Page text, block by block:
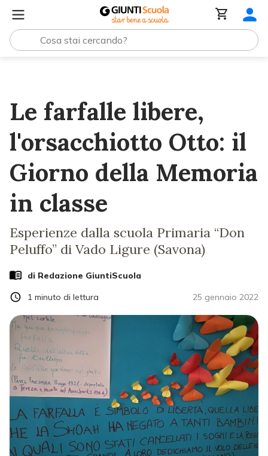
Le farfalle libere,
l'orsacchiotto Otto: il
Giorno della Memoria
in classe
Esperienze dalla scuola Primaria “Don
Peluffo” di Vado Ligure (Savona)
di Redazione GiuntiScuola
25 gennaio 2022
1 minuto di lettura